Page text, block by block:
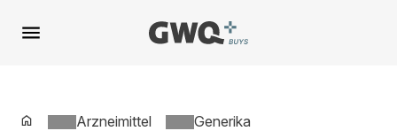
Spring
zu
Arzneimittel
Generika